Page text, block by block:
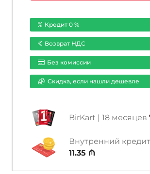
Кредит 0 %
Возврат НДС
Без комиссии
Cкидка, если нашли дешевле
BirKart | 18 месяцев
Внутренний
11.35 ₼